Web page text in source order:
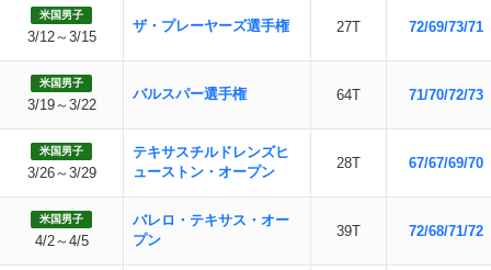
米国男子
3/12～3/15
ザ・プレーヤーズ選手権 27T 72/69/73/71
米国男子
3/19～3/22
バルスパー選手権 64T 71/70/72/73
米国男子
3/26～3/29
テキサスチルドレンズヒ
ューストン・オープン
28T 67/67/69/70
米国男子
4/2～4/5
バレロ・テキサス・オー
プン
39T 72/68/71/72